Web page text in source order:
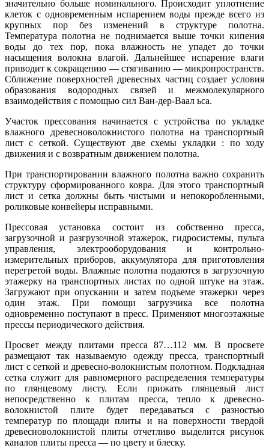
значительно больше номинального. Происходит уплотнение
клеток с одновременным испарением воды прежде всего из
крупных пор без изменений в структуре полотна.
Температура полотна не поднимается выше точки кипения
воды до тех пор, пока влажность не упадет до точки
насыщения волокна влагой. Дальнейшее испарение влаги
приводит к сокращению — стягиванию — микропространств.
Сближение поверхностей древесных частиц создает условия
образования водородных связей и межмолекулярного
взаимодействия с помощью сил Ван-дер-Ваал ьса.
Участок прессования начинается с устройства по укладке
влажного древесноволокнистого полотна на транспортный
лист с сеткой. Существуют две схемы укладки : по ходу
движения и с возвратным движением полотна.
При транспортировании влажного полотна важно сохранить
структуру сформированного ковра. Для этого транспортный
лист и сетка должны быть чистыми и непокоробленными,
роликовые конвейеры исправными.
Прессовая установка состоит из собственно пресса,
загрузочной и разгрузочной этажерок, гидросистемы, пульта
управления, электрооборудования и контрольно-
измерительных приборов, аккумулятора для приготовления
перегретой воды. Влажные полотна подаются в загрузочную
этажерку на транспортных листах по одной штуке на этаж.
Загружают при опускании и затем подъеме этажерки через
один этаж. При помощи загрузчика все полотна
одновременно поступают в пресс. Применяют многоэтажные
прессы периодического действия.
Просвет между плитами пресса 87…112 мм. В просвете
размещают так называемую одежду пресса, транспортный
лист с сеткой и древесно-волокнистым полотном. Подкладная
сетка служит для равномерного распределения температуры
по глянцевому листу. Если прижать глянцевый лист
непосредственно к плитам пресса, тепло к древесно-
волокнистой плите будет передаваться с разностью
температур по площади плиты и на поверхности твердой
древесноволокнистой плиты отчетливо выделится рисунок
каналов плиты пресса — по цвету и блеску.